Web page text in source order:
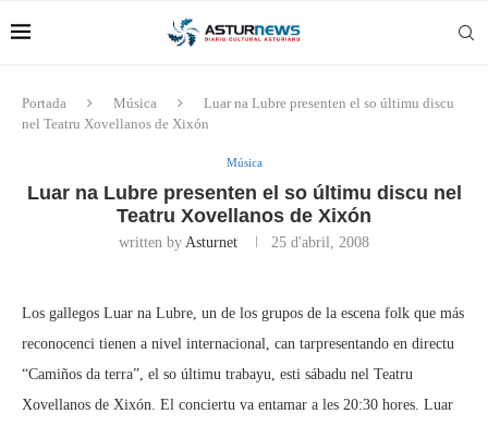
Portada Música
Luar na Lubre presenten el so últimu discu
nel Teatru Xovellanos de Xixón
Música
Luar na Lubre presenten el so últimu discu nel
Teatru Xovellanos de Xixón
written by Asturnet 25 d'abril, 2008
Los gallegos Luar na Lubre, un de los grupos de la escena folk que más
reconocenci tienen a nivel internacional, can tarpresentando en directu
“Camiños da terra”, el so últimu trabayu, esti sábadu nel Teatru
Xovellanos de Xixón. El conciertu va entamar a les 20:30 hores. Luar